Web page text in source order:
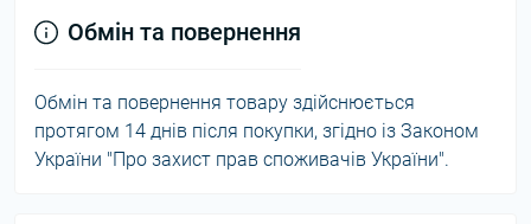
Обмін та повернення
Обмін та повернення товару здійснюється
протягом 14 днів після покупки, згідно із Законом
України "Про захист прав споживачів України".